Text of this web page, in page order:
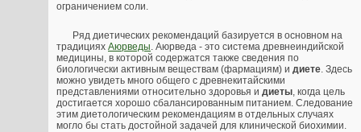
ограничением соли.
Ряд диетических рекомендаций базируется в основном на
традициях Аюрведы. Аюрведа - это система древнеиндийской
медицины, в которой содержатся также сведения по
биологически активным веществам (фармациям) и диете. Здесь
можно увидеть много общего с древнекитайскими
представлениями относительно здоровья и диеты, когда цель
достигается хорошо сбалансированным питанием. Следование
этим диетологическим рекомендациям в отдельных случаях
могло бы стать достойной задачей для клинической биохимии.